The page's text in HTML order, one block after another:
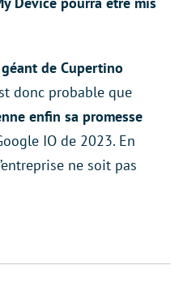
de Cupertino
donc probable que
enfin sa promesse
IO de 2023. En
ne soit pas